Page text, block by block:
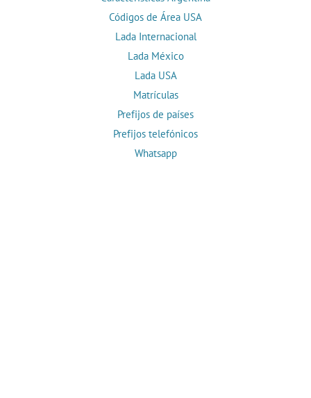
Códigos de Área USA
Lada Internacional
Lada México
Lada USA
Matrículas
Prefijos de países
Prefijos telefónicos
Whatsapp